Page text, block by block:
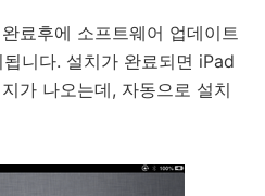
료후에 소프트웨어 업데이트
니다. 설치가 완료되면 iPad
가 나오는데, 자동으로 설치